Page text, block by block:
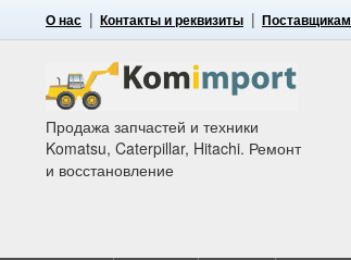
О нас Контакты и реквизиты Поставщикам
Продажа запчастей и техники
Komatsu, Caterpillar, Hitachi. Ремонт
и восстановление